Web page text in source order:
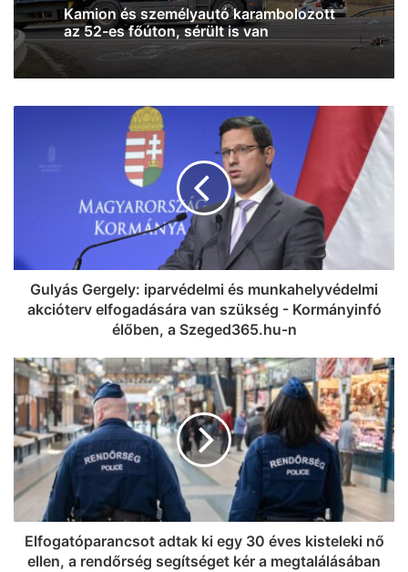
Íme a részletek az algyői tüzekről, két
helyen is oltani kell – frissítve! (fotók)
Gulyás Gergely: iparvédelmi és munkahelyvédelmi
akcióterv elfogadására van szükség - Kormányinfó
élőben, a Szeged365.hu-n
Elfogatóparancsot adtak ki egy 30 éves kisteleki nő
ellen, a rendőrség segítséget kér a megtalálásában